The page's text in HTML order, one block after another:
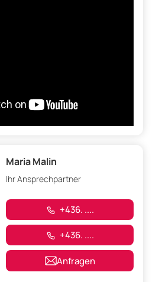
Maria Malin
Ihr Ansprechpartner
+436. ....
+436. ....
Anfragen